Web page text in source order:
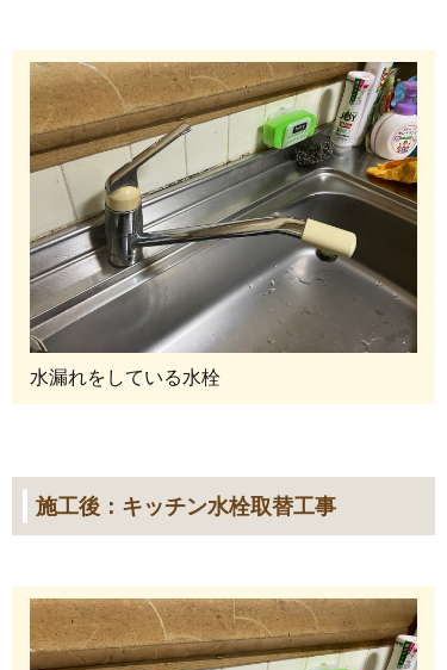
水漏れをしている水栓
施工後：キッチン水栓取替工事